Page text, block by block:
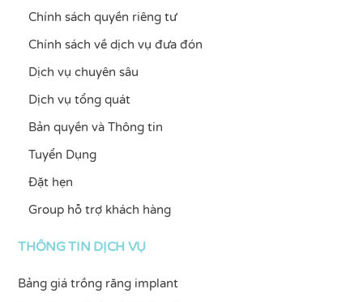
Chính sách quyền riêng tư
Chính sách về dịch vụ đưa đón
Dịch vụ chuyên sâu
Dịch vụ tổng quát
Bản quyền và Thông tin
Tuyển Dụng
Đặt hẹn
Group hỗ trợ khách hàng
THÔNG TIN DỊCH VỤ
Bảng giá trồng răng implant